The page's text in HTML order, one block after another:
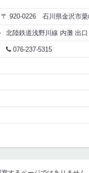
〒 920-0226 石川県金沢市粟
北陸鉄道浅野川線 内灘 出
076-237-5315